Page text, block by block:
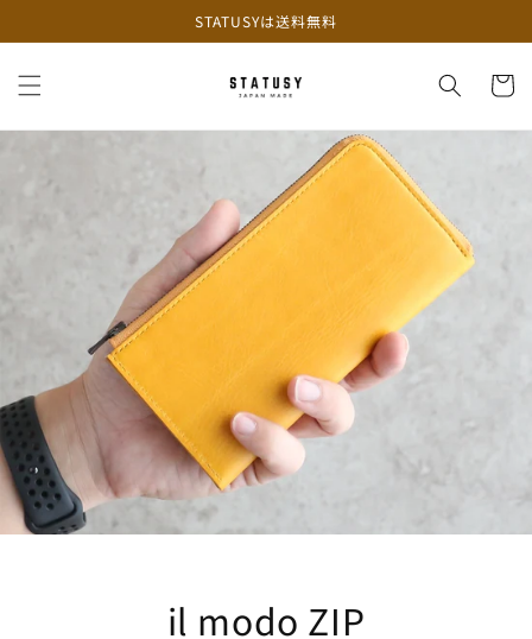
進む
STATUSYは送料無料
ー
il modo